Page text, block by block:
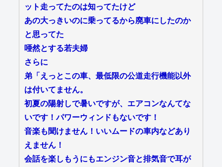
ット走ってたのは知ってたけど
あの大っきいのに乗ってるから廃車にしたのか
と思ってた
唖然とする若夫婦
さらに
弟「えっとこの車、最低限の公道走行機能以外
は付いてません。
初夏の陽射しで暑いですが、エアコンなんてな
いです！パワーウィンドもないです！
音楽も聞けません！いいムードの車内などあり
えません！
会話を楽しもうにもエンジン音と排気音で耳が